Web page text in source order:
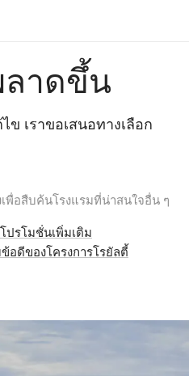
าดขึ้น
เราขอเสนอทางเลือก
พื่อสืบค้นโรงแรมที่น่าสนใจอื่น ๆ
ปรโมชั่นเพิ่มเติม
อดีของโครงการโรยัลตี้